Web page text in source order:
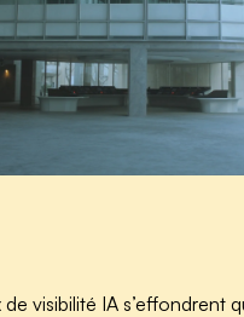
de visibilité IA s’effondrent